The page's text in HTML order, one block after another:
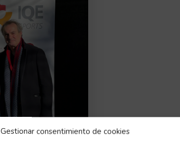
Gestionar consentimiento de cookies